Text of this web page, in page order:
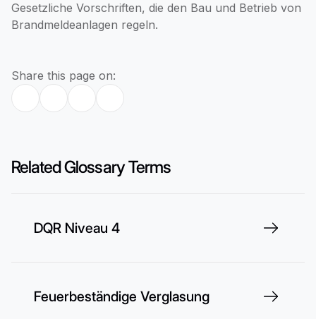
Gesetzliche Vorschriften, die den Bau und Betrieb von
Brandmeldeanlagen regeln.
Share this page on:
Related Glossary Terms
DQR Niveau 4
Feuerbeständige Verglasung